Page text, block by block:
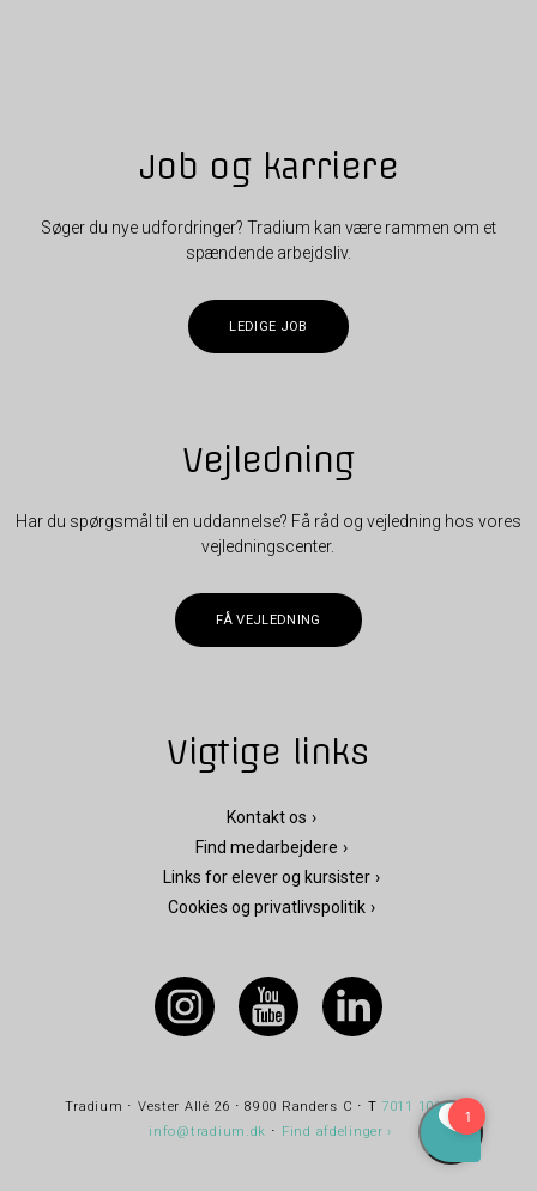
Job og karriere
Søger du nye udfordringer? Tradium kan være rammen om et
spændende arbejdsliv.
LEDIGE JOB
Vejledning
Har du spørgsmål til en uddannelse? Få råd og vejledning hos vores
vejledningscenter.
FÅ VEJLEDNING
Vigtige links
Kontakt os
Find medarbejdere
Links for elever og kursister
Cookies og privatlivspolitik
Tradium ⋅ Vester Allé 26 ⋅ 8900 Randers C ⋅ T 7011 1010⋅
info@tradium.dk ⋅Find afdelinger